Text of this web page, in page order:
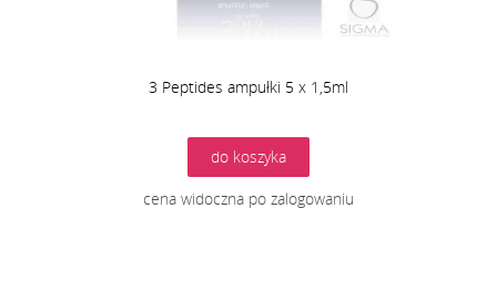
3 Peptides ampułki 5 x 1,5ml
do koszyka
cena widoczna po zalogowaniu